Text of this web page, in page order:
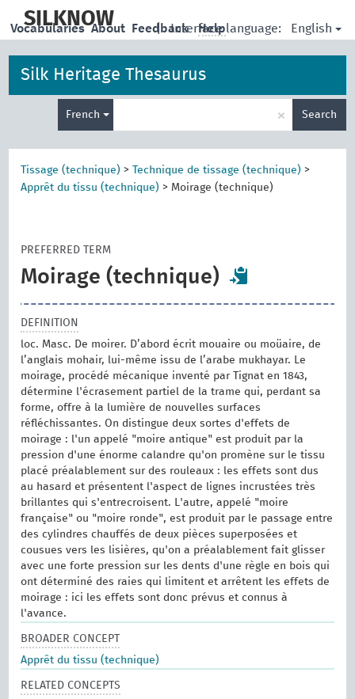
main
SILKNOW | Interface language: English
Vocabularies About Feedback Help
Silk Heritage Thesaurus
French × Search
Tissage (technique) > Technique de tissage (technique) >
Apprêt du tissu (technique) > Moirage (technique)
PREFERRED TERM
Moirage (technique)
DEFINITION
loc. Masc. De moirer. D’abord écrit mouaire ou moüaire, de
l’anglais mohair, lui-même issu de l’arabe mukhayar. Le
moirage, procédé mécanique inventé par Tignat en 1843,
détermine l'écrasement partiel de la trame qui, perdant sa
forme, offre à la lumière de nouvelles surfaces
réfléchissantes. On distingue deux sortes d'effets de
moirage : l'un appelé "moire antique" est produit par la
pression d'une énorme calandre qu'on promène sur le tissu
placé préalablement sur des rouleaux : les effets sont dus
au hasard et présentent l'aspect de lignes incrustées très
brillantes qui s'entrecroisent. L'autre, appelé "moire
française" ou "moire ronde", est produit par le passage entre
des cylindres chauffés de deux pièces superposées et
cousues vers les lisières, qu'on a préalablement fait glisser
avec une forte pression sur les dents d'une règle en bois qui
ont déterminé des raies qui limitent et arrêtent les effets de
moirage : ici les effets sont donc prévus et connus à
l'avance.
BROADER CONCEPT
Apprêt du tissu (technique)
RELATED CONCEPTS